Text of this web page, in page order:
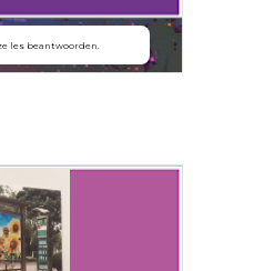
les beantwoorden.